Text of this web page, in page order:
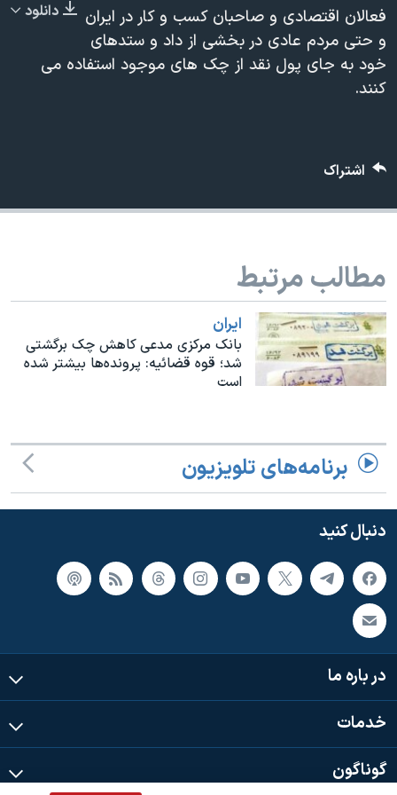
فرهنگ و زندگی
حقوق شهروندی
گالری عکس
آرشیو پخش زنده
مستندها
انتخابات ریاست جمهوری آمریکا ۲۰۲۴
اعتراضات زن، زندگی، آزادی
مجموعه مستندهای دادخواهی
دادگاه حمید نوری
چهل سال گروگان‌گیری
قانون شفافیت دارائی کادر رهبری ایران
اعتراضات مردمی آبان ۹۸
همایش محافظه‌کاران آمریکا «سی‌پک»
صفحه‌های ویژه
سفر پرزیدنت ترامپ به چین
دنبال کنید دانلود
فعالان اقتصادی و صاحبان کسب و کار در ایران
و حتی مردم عادی در بخشی از داد و ستدهای
خود به جای پول نقد از چک های موجود استفاده می
کنند.
اشتراک
مطالب مرتبط
ايران
بانک مرکزی مدعی کاهش چک برگشتی
شد؛ قوه قضائیه: پرونده‌ها بیشتر شده
است
برنامه‌های تلویزیون
دنبال کنید
در باره ما
خدمات
گوناگون